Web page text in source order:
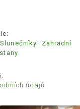
Slunečníky
Zahradní
údajů